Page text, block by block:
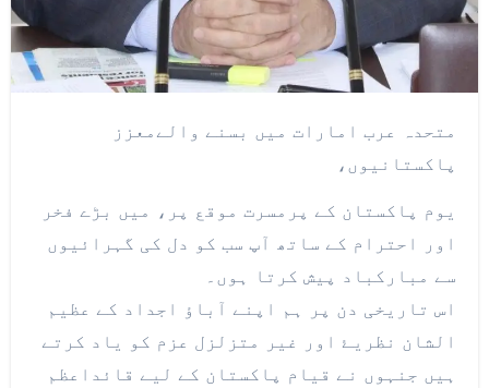
متحدہ عرب امارات میں بسنے والےمعزز
پاکستانیوں،
یوم پاکستان کے پرمسرت موقع پر، میں بڑے فخر
اور احترام کے ساتھ آپ سب کو دل کی گہرائیوں
سے مبارکباد پیش کرتا ہوں۔
اس تاریخی دن پر ہم اپنے آباؤ اجداد کے عظیم
الشان نظریۓ اور غیر متزلزل عزم کو یاد کرتے
ہیں جنہوں نے قیام پاکستان کے لیے قائداعظم